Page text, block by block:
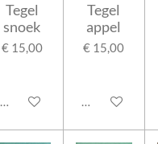
Tegel
snoek
€ 15,00
In winkelwagen
Tegel
appel
€ 15,00
In winkelwagen